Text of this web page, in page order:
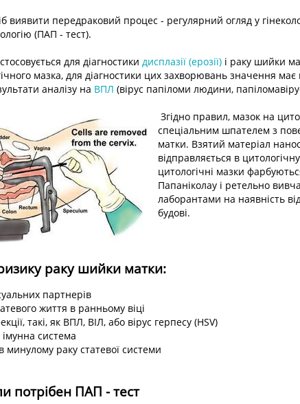
виявити передраковий процес - регулярний огляд у
(ПАП - тест).
для діагностики дисплазії (ерозії) і раку шийки
мазка, для діагностики цих захворювань значення має
аналізу на ВПЛ (вірус папіломи людини,
Згідно правил, мазок на
спеціальним шпателем з
матки. Взятий матеріал
відправляється в
цитологічні мазки
Папаніколау і ретельно
лаборантами на наявність
будові.
раку шийки матки:
партнерів
життя в ранньому віці
такі, як ВПЛ, ВІЛ, або вірус герпесу (HSV)
система
минулому раку статевої системи
потрібен ПАП - тест